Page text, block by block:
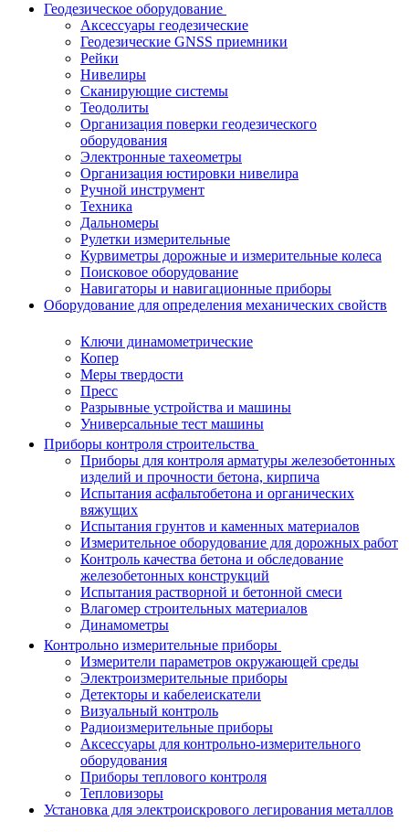
Геодезическое оборудование
Аксессуары геодезические
Геодезические GNSS приемники
Рейки
Нивелиры
Сканирующие системы
Теодолиты
Организация поверки геодезического
оборудования
Электронные тахеометры
Организация юстировки нивелира
Ручной инструмент
Техника
Дальномеры
Рулетки измерительные
Курвиметры дорожные и измерительные колеса
Поисковое оборудование
Навигаторы и навигационные приборы
Оборудование для определения механических свойств
Ключи динамометрические
Копер
Меры твердости
Пресс
Разрывные устройства и машины
Универсальные тест машины
Приборы контроля строительства
Приборы для контроля арматуры железобетонных
изделий и прочности бетона, кирпича
Испытания асфальтобетона и органических
вяжущих
Испытания грунтов и каменных материалов
Измерительное оборудование для дорожных работ
Контроль качества бетона и обследование
железобетонных конструкций
Испытания растворной и бетонной смеси
Влагомер строительных материалов
Динамометры
Контрольно измерительные приборы
Измерители параметров окружающей среды
Электроизмерительные приборы
Детекторы и кабелеискатели
Визуальный контроль
Радиоизмерительные приборы
Аксессуары для контрольно-измерительного
оборудования
Приборы теплового контроля
Тепловизоры
Установка для электроискрового легирования металлов